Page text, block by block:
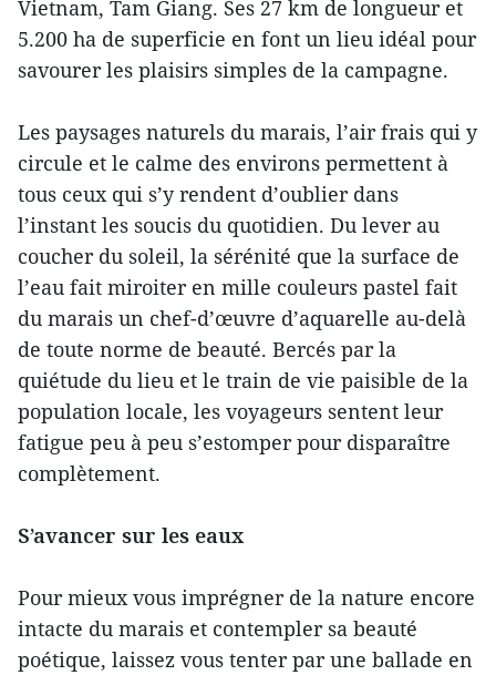
Vietnam, Tam Giang. Ses 27 km de longueur et
5.200 ha de superficie en font un lieu idéal pour
savourer les plaisirs simples de la campagne.
Les paysages naturels du marais, l’air frais qui y
circule et le calme des environs permettent à
tous ceux qui s’y rendent d’oublier dans
l’instant les soucis du quotidien. Du lever au
coucher du soleil, la sérénité que la surface de
l’eau fait miroiter en mille couleurs pastel fait
du marais un chef-d’œuvre d’aquarelle au-delà
de toute norme de beauté. Bercés par la
quiétude du lieu et le train de vie paisible de la
population locale, les voyageurs sentent leur
fatigue peu à peu s’estomper pour disparaître
complètement.
S’avancer sur les eaux
Pour mieux vous imprégner de la nature encore
intacte du marais et contempler sa beauté
poétique, laissez vous tenter par une ballade en